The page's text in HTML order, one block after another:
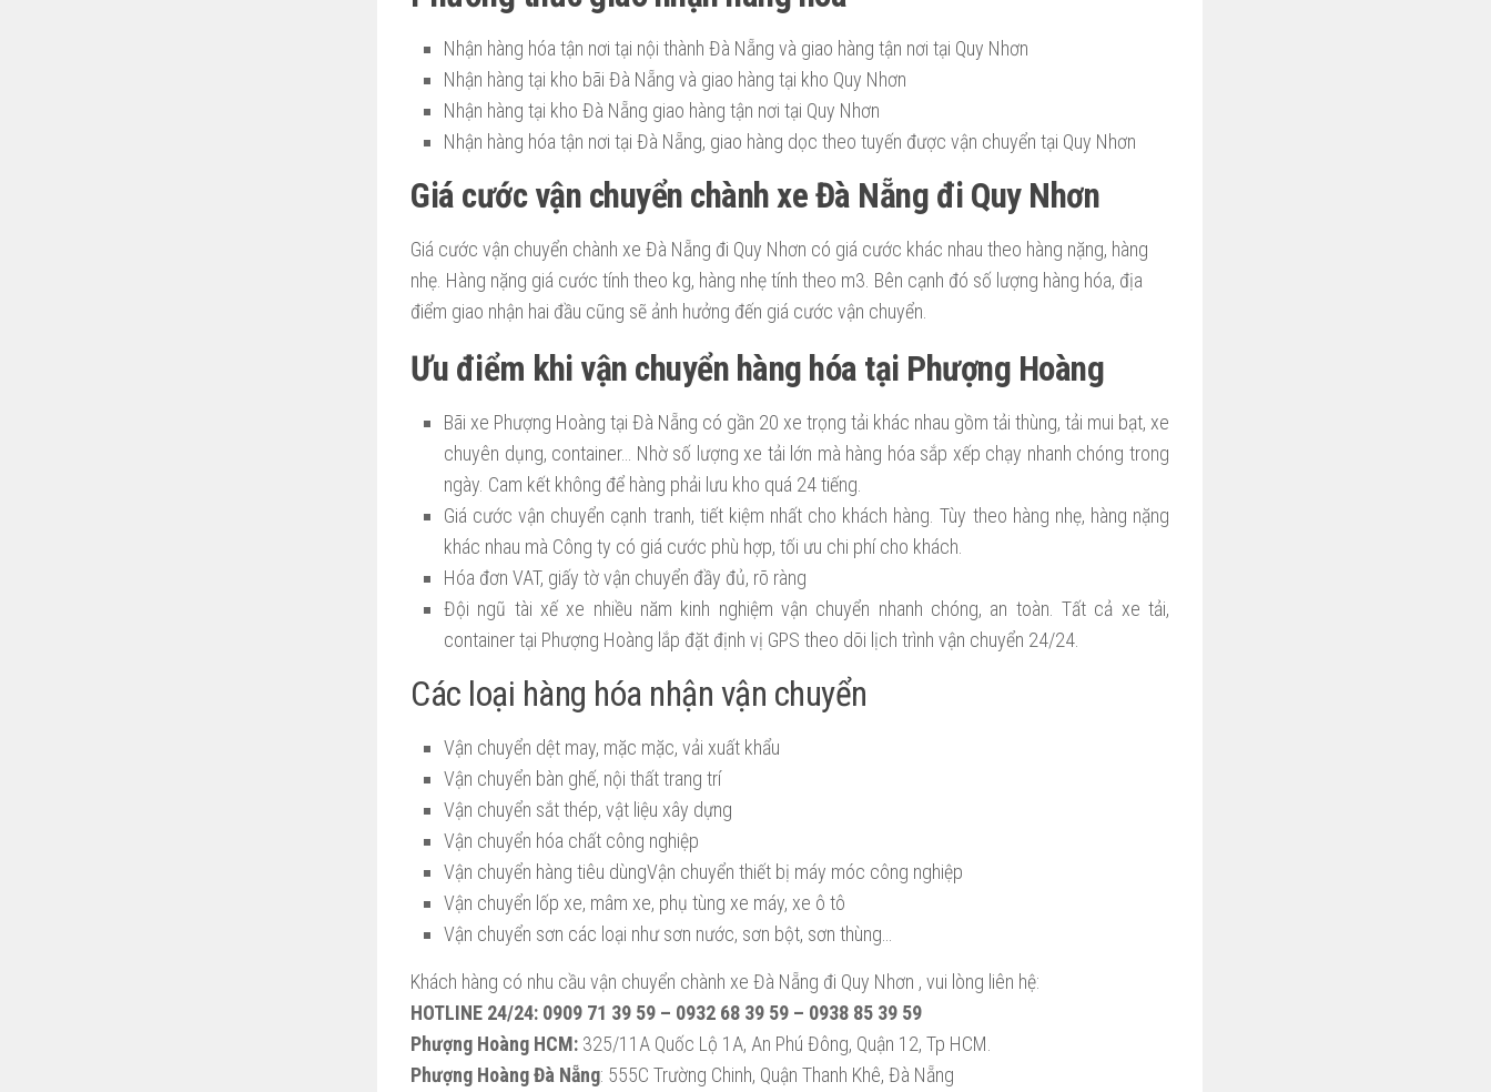
Nhận hàng hóa tận nơi tại nội thành Đà Nẵng và giao hàng tận nơi tại Quy Nhơn
Nhận hàng tại kho bãi Đà Nẵng và giao hàng tại kho Quy Nhơn
Nhận hàng tại kho Đà Nẵng giao hàng tận nơi tại Quy Nhơn
Nhận hàng hóa tận nơi tại Đà Nẵng, giao hàng dọc theo tuyến được vận chuyển tại Quy Nhơn
Giá cước vận chuyển chành xe Đà Nẵng đi Quy Nhơn
Giá cước vận chuyển chành xe Đà Nẵng đi Quy Nhơn có giá cước khác nhau theo hàng nặng, hàng
nhẹ. Hàng nặng giá cước tính theo kg, hàng nhẹ tính theo m3. Bên cạnh đó số lượng hàng hóa, địa
điểm giao nhận hai đầu cũng sẽ ảnh hưởng đến giá cước vận chuyển.
Ưu điểm khi vận chuyển hàng hóa tại Phượng Hoàng
Bãi xe Phượng Hoàng tại Đà Nẵng có gần 20 xe trọng tải khác nhau gồm tải thùng, tải mui bạt, xe
chuyên dụng, container… Nhờ số lượng xe tải lớn mà hàng hóa sắp xếp chạy nhanh chóng trong
ngày. Cam kết không để hàng phải lưu kho quá 24 tiếng.
Giá cước vận chuyển cạnh tranh, tiết kiệm nhất cho khách hàng. Tùy theo hàng nhẹ, hàng nặng
khác nhau mà Công ty có giá cước phù hợp, tối ưu chi phí cho khách.
Hóa đơn VAT, giấy tờ vận chuyển đầy đủ, rõ ràng
Đội ngũ tài xế xe nhiều năm kinh nghiệm vận chuyển nhanh chóng, an toàn. Tất cả xe tải,
container tại Phượng Hoàng lắp đặt định vị GPS theo dõi lịch trình vận chuyển 24/24.
Các loại hàng hóa nhận vận chuyển
Vận chuyển dệt may, mặc mặc, vải xuất khẩu
Vận chuyển bàn ghế, nội thất trang trí
Vận chuyển sắt thép, vật liệu xây dựng
Vận chuyển hóa chất công nghiệp
Vận chuyển hàng tiêu dùngVận chuyển thiết bị máy móc công nghiệp
Vận chuyển lốp xe, mâm xe, phụ tùng xe máy, xe ô tô
Vận chuyển sơn các loại như sơn nước, sơn bột, sơn thùng…
Khách hàng có nhu cầu vận chuyển chành xe Đà Nẵng đi Quy Nhơn , vui lòng liên hệ:
HOTLINE 24/24: 0909 71 39 59 – 0932 68 39 59 – 0938 85 39 59
Phượng Hoàng HCM: 325/11A Quốc Lộ 1A, An Phú Đông, Quận 12, Tp HCM.
Phượng Hoàng Đà Nẵng: 555C Trường Chinh, Quận Thanh Khê, Đà Nẵng